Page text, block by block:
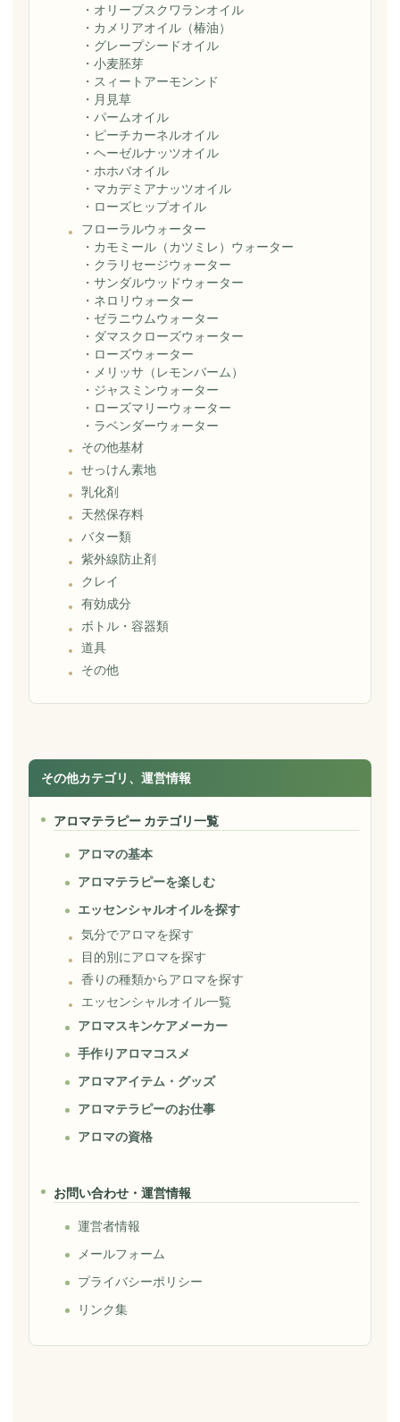
・ オリーブスクワランオイル
・ カメリアオイル（椿油）
・ グレープシードオイル
・小麦胚芽
・ スィートアーモンンド
・ 月見草
・パームオイル
・ ピーチカーネルオイル
・ヘーゼルナッツオイル
・ ホホバオイル
・ マカデミアナッツオイル
・ ローズヒップオイル
フローラルウォーター
・ カモミール（カツミレ）ウォーター
・ クラリセージウォーター
・サンダルウッドウォーター
・ ネロリウォーター
・ ゼラニウムウォーター
・ ダマスクローズウォーター
・ ローズウォーター
・ メリッサ（レモンバーム）
・ ジャスミンウォーター
・ ローズマリーウォーター
・ ラベンダーウォーター
その他基材
せっけん素地
乳化剤
天然保存料
バター類
紫外線防止剤
クレイ
有効成分
ボトル・容器類
道具
その他
その他カテゴリ、運営情報
アロマテラピー カテゴリ一覧
アロマの基本
アロマテラピーを楽しむ
エッセンシャルオイルを探す
気分でアロマを探す
目的別にアロマを探す
香りの種類からアロマを探す
エッセンシャルオイル一覧
アロマスキンケアメーカー
手作りアロマコスメ
アロマアイテム・グッズ
アロマテラピーのお仕事
アロマの資格
お問い合わせ・運営情報
運営者情報
メールフォーム
プライバシーポリシー
リンク集